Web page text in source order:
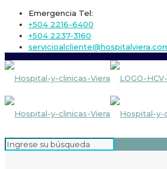
Emergencia Tel:
+504 2216-6400
+504 2237-3160